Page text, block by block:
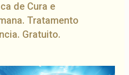
de Cura e
Tratamento
Gratuito.